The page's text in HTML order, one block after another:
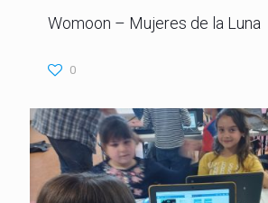
Womoon – Mujeres de la Luna
0